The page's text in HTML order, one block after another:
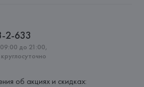
2-633
до 21:00,
об акциях и скидках: